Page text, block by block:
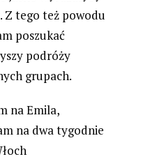
Z tego też powodu
poszukać
podróży
grupach.
na Emila,
na dwa tygodnie